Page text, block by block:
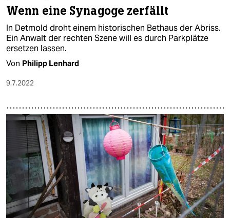
Wenn eine Synagoge zerfällt
In Detmold droht einem historischen Bethaus der Abriss.
Ein Anwalt der rechten Szene will es durch Parkplätze
ersetzen lassen.
Von Philipp Lenhard
9.7.2022